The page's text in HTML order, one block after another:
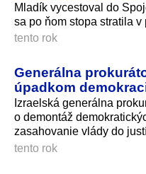
Mladík vycestoval do
sa po ňom stopa stratila
tento rok
Generálna
úpadkom
Izraelská generálna
o demontáž
zasahovanie vlády do
tento rok